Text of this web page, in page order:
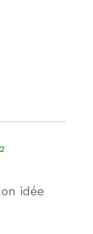
idée